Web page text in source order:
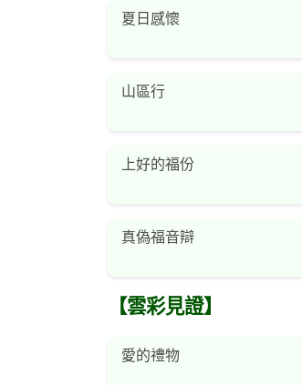
夏日感懷
山區行
上好的福份
真偽福音辯
【雲彩見證】
愛的禮物